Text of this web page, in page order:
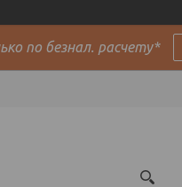
по безнал. расчету*